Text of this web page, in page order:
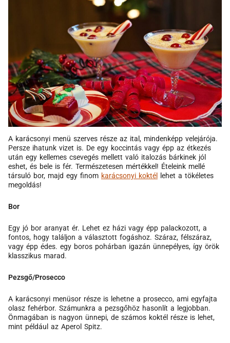
A karácsonyi menü szerves része az ital, mindenképp velejárója.
Persze ihatunk vizet is. De egy koccintás vagy épp az étkezés
után egy kellemes csevegés mellett való italozás bárkinek jól
eshet, és bele is fér. Természetesen mértékkel! Ételeink mellé
társuló bor, majd egy finom karácsonyi koktél
lehet a tökéletes
megoldás!
Bor
Egy jó bor aranyat ér. Lehet ez házi vagy épp palackozott, a
fontos, hogy találjon a választott fogáshoz. Száraz, félszáraz,
vagy épp édes. egy boros pohárban igazán ünnepélyes, így örök
klasszikus marad.
Pezsgő/Prosecco
A karácsonyi menüsor része is lehetne a prosecco, ami egyfajta
olasz fehérbor. Számunkra a pezsgőhöz hasonlít a legjobban.
Önmagában is nagyon ünnepi, de számos koktél része is lehet,
mint például az Aperol Spitz.